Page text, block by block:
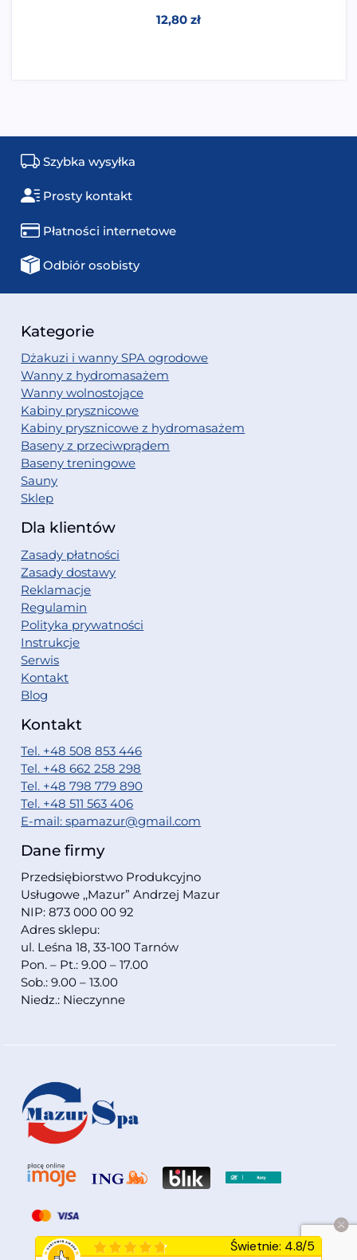
12,80zł
Szybka wysyłka
Prosty kontakt
Płatności internetowe
Odbiór osobisty
Kategorie
Dżakuzi i wanny SPA ogrodowe
Wanny z hydromasażem
Wanny wolnostojące
Kabiny prysznicowe
Kabiny prysznicowe z hydromasażem
Baseny z przeciwprądem
Baseny treningowe
Sauny
Sklep
Dla klientów
Zasady płatności
Zasady dostawy
Reklamacje
Regulamin
Polityka prywatności
Instrukcje
Serwis
Kontakt
Blog
Kontakt
Tel. +48 508 853 446
Tel. +48 662 258 298
Tel. +48 798 779 890
Tel. +48 511 563 406
E-mail: spamazur@gmail.com
Dane firmy
Przedsiębiorstwo Produkcyjno
Usługowe ,,Mazur” Andrzej Mazur
NIP: 873 000 00 92
Adres sklepu:
ul. Leśna 18, 33-100 Tarnów
Pon. – Pt.: 9.00 – 17.00
Sob.: 9.00 – 13.00
Niedz.: Nieczynne
Świetnie: 4.8/5